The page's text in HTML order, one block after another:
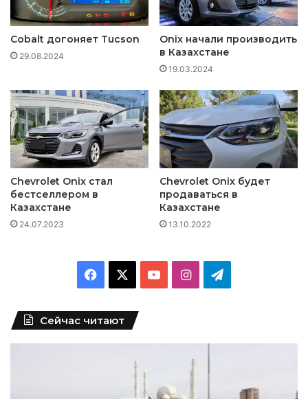
Cobalt догоняет Tucson
29.08.2024
Onix начали производить
в Казахстане
19.03.2024
Chevrolet Onix стал
бестселлером в
Казахстане
24.07.2023
Chevrolet Onix будет
продаваться в
Казахстане
13.10.2022
c
u
I
t
Сейчас читают